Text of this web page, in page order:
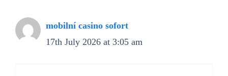
mobilní casino sofort
17th July 2026 at 3:05 am